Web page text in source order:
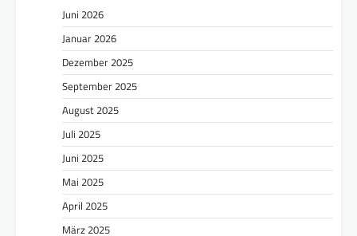
Juni 2026
Januar 2026
Dezember 2025
September 2025
August 2025
Juli 2025
Juni 2025
Mai 2025
April 2025
März 2025